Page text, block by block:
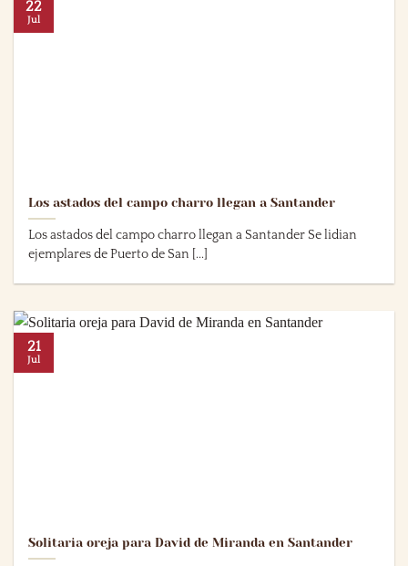
Los astados del campo charro llegan a Santander
Los astados del campo charro llegan a Santander Se lidian
ejemplares de Puerto de San [...]
22
Jul
Solitaria oreja para David de Miranda en Santander
21
Jul